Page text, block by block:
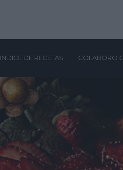
INDICE DE RECETAS COLABORO